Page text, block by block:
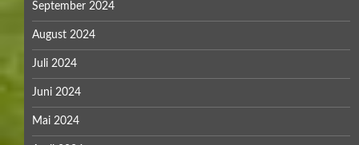
September 2024
August 2024
Juli 2024
Juni 2024
Mai 2024